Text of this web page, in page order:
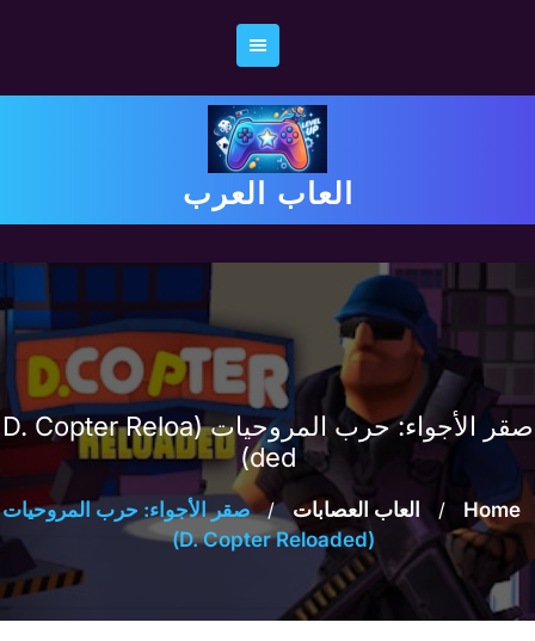
العاب العرب
صقر الأجواء: حرب المروحيات (D. Copter Reloa
ded)
Home
/ العاب العصابات / صقر الأجواء: حرب المروحيات
(D. Copter Reloaded)